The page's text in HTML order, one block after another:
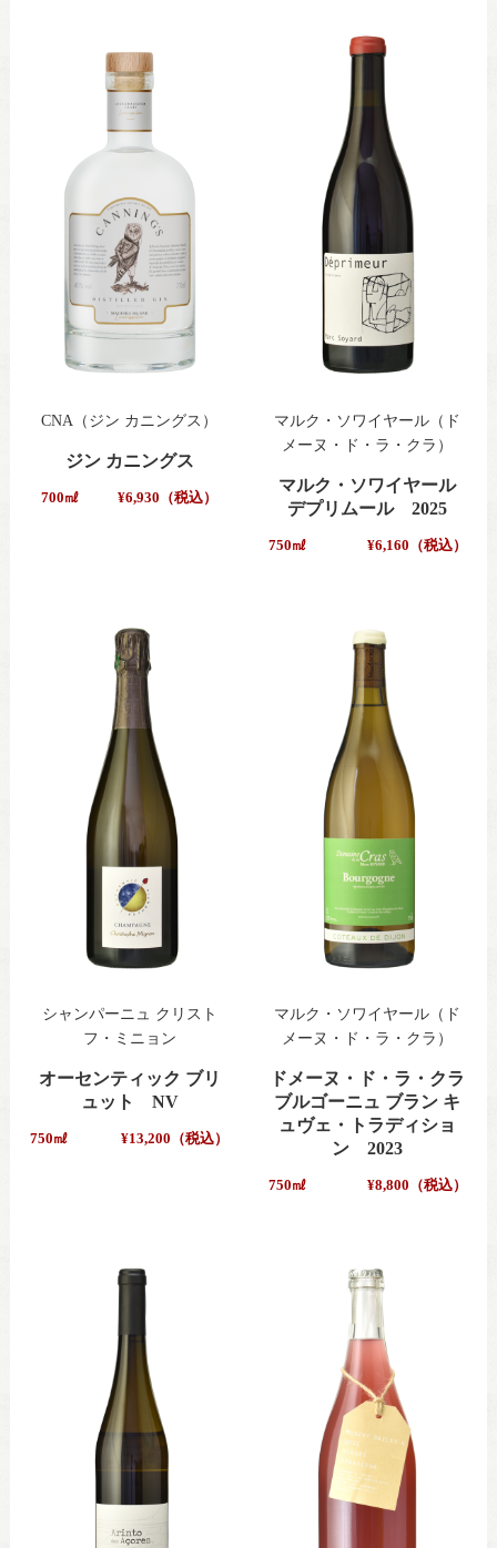
CNA（ジン カニングス）
ジン カニングス
700㎖ ¥6,930（税込）
マルク・ソワイヤール（ド
メーヌ・ド・ラ・クラ）
マルク・ソワイヤール
デプリムール 2025
750㎖ ¥6,160（税込）
シャンパーニュ クリスト
フ・ミニョン
オーセンティック ブリ
ュット NV
750㎖ ¥13,200（税込）
マルク・ソワイヤール（ド
メーヌ・ド・ラ・クラ）
ドメーヌ・ド・ラ・クラ
ブルゴーニュ ブラン キ
ュヴェ・トラディショ
ン 2023
750㎖ ¥8,800（税込）